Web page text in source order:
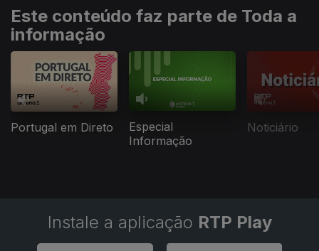
Este conteúdo faz parte de Toda a
informação
Portugal em Direto
Especial
Informação
Noticiário
Instale a aplicação RTP Play